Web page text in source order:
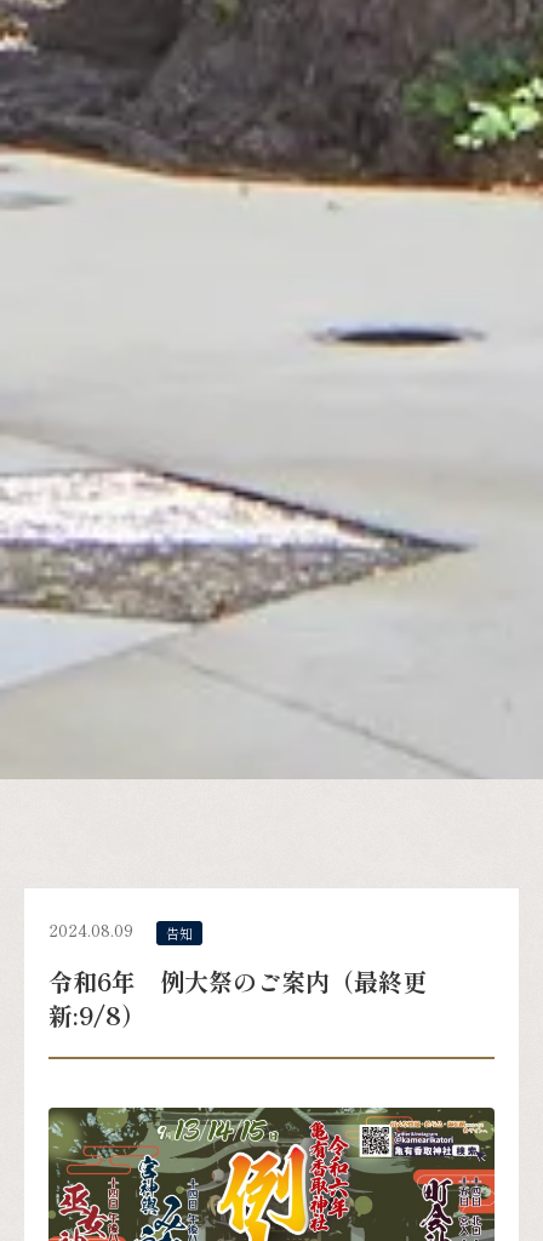
2024.08.09 告知
令和6年 例大祭のご案内（最終更
新:9/8）